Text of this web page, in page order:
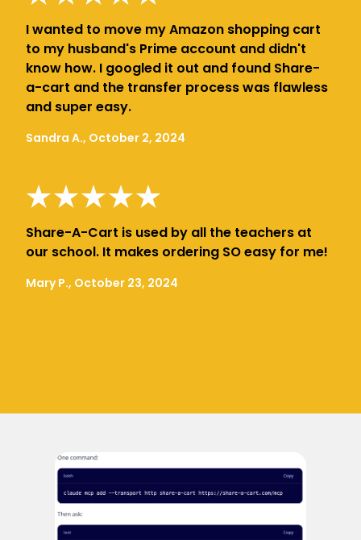
I wanted to move my Amazon shopping cart
to my husband's Prime account and didn't
know how. I googled it out and found Share-
a-cart and the transfer process was flawless
and super easy.
Sandra A., October 2, 2024
Share-A-Cart is used by all the teachers at
our school. It makes ordering SO easy for me!
Mary P., October 23, 2024